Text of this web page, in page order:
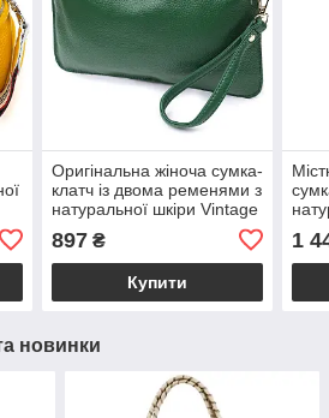
Оригінальна жіноча сумка-
клатч із двома ременями з
натуральної шкіри Vintage
897₴
Купити
1
новинки